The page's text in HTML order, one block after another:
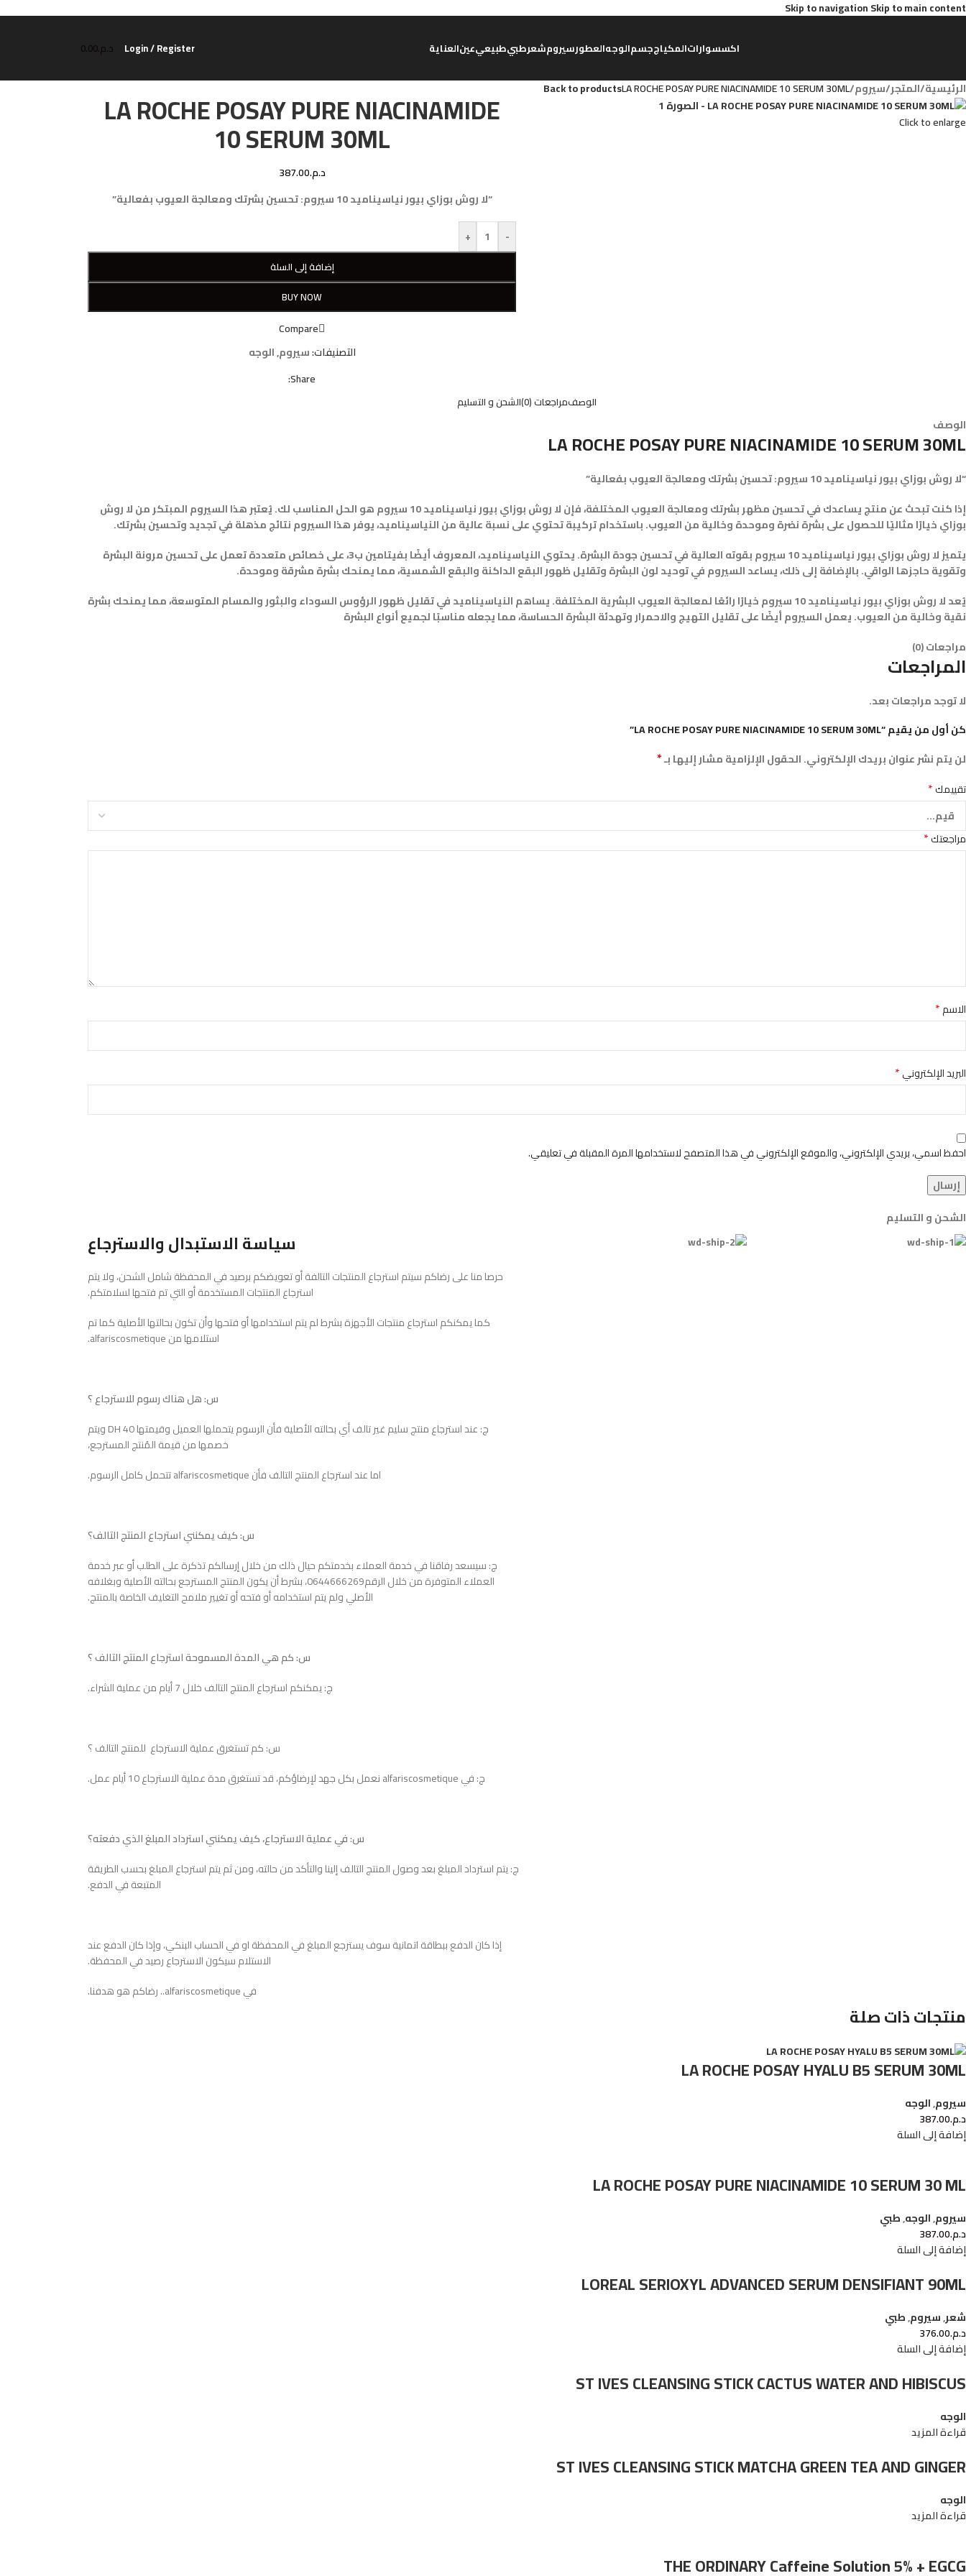
Skip to navigationSkip to main content
اكسسواراتالمكياججسمالوجهالعطورسيرومشعرطبيطبيعيعينالعناية Login / Register د.م.0.00
الرئيسية/المتجر/سيروم/
LA ROCHE POSAY PURE NIACINAMIDE 10 SERUM 30ML
Back to products
Click to enlarge
LA ROCHE POSAY PURE NIACINAMIDE
10 SERUM 30ML
د.م.387.00
“لا روش بوزاي بيور نياسيناميد 10 سيروم: تحسين بشرتك ومعالجة العيوب بفعالية”
-
+
إضافة إلى السلة
BUY NOW
Compare
التصنيفات:سيروم,الوجه
Share:
الوصفمراجعات (0) الشحن و التسليم
الوصف
LA ROCHE POSAY PURE NIACINAMIDE 10 SERUM 30ML
“لا روش بوزاي بيور نياسيناميد 10 سيروم: تحسين بشرتك ومعالجة العيوب بفعالية”
إذا كنت تبحث عن منتج يساعدك في تحسين مظهر بشرتك ومعالجة العيوب المختلفة، فإن لا روش بوزاي بيور نياسيناميد 10 سيروم هو الحل المناسب لك. يُعتبر هذا السيروم المبتكر من لا روش
بوزاي خيارًا مثاليًا للحصول على بشرة نضرة وموحدة وخالية من العيوب. باستخدام تركيبة تحتوي على نسبة عالية من النياسيناميد، يوفر هذا السيروم نتائج مذهلة في تجديد وتحسين بشرتك.
يتميز لا روش بوزاي بيور نياسيناميد 10 سيروم بقوته العالية في تحسين جودة البشرة. يحتوي النياسيناميد، المعروف أيضًا بفيتامين ب3، على خصائص متعددة تعمل على تحسين مرونة البشرة
وتقوية حاجزها الواقي. بالإضافة إلى ذلك، يساعد السيروم في توحيد لون البشرة وتقليل ظهور البقع الداكنة والبقع الشمسية، مما يمنحك بشرة مشرقة وموحدة.
يُعد لا روش بوزاي بيور نياسيناميد 10 سيروم خيارًا رائعًا لمعالجة العيوب البشرية المختلفة. يساهم النياسيناميد في تقليل ظهور الرؤوس السوداء والبثور والمسام المتوسعة، مما يمنحك بشرة
نقية وخالية من العيوب. يعمل السيروم أيضًا على تقليل التهيج والاحمرار وتهدئة البشرة الحساسة، مما يجعله مناسبًا لجميع أنواع البشرة
مراجعات (0)
المراجعات
لا توجد مراجعات بعد.
كن أول من يقيم “LA ROCHE POSAY PURE NIACINAMIDE 10 SERUM 30ML”
لن يتم نشر عنوان بريدك الإلكتروني.الحقول الإلزامية مشار إليها بـ*
تقييمك*
مراجعتك*
الاسم*
البريد الإلكتروني*
احفظ اسمي، بريدي الإلكتروني، والموقع الإلكتروني في هذا المتصفح لاستخدامها المرة المقبلة في تعليقي.
الشحن و التسليم
سياسة الاستبدال والاسترجاع
حرصا منا على رضاكم سيتم استرجاع المنتجات التالفة أو تعويضكم برصيد في المحفظة شامل الشحن، ولا يتم
استرجاع المنتجات المستخدمة أو التي تم فتحها لسلامتكم.
كما يمكنكم استرجاع منتجات الأجهزة بشرط لم يتم استخدامها أو فتحها وأن تكون بحالتها الأصلية كما تم
استلامها من alfariscosmetique.
س: هل هناك رسوم للاسترجاع ؟
ج: عند استرجاع منتج سليم غير تالف أي بحالته الأصلية فأن الرسوم يتحملها العميل وقيمتها 40 DH ويتم
خصمها من قيمة المُنتج المسترجع،
اما عند استرجاع المنتج التالف فأن alfariscosmetique تتحمل كامل الرسوم.
س: كيف يمكنني استرجاع المنتج التالف؟
ج: سيسعد رفاقنا في خدمة العملاء بخدمتكم حيال ذلك من خلال إرسالكم تذكرة على الطلب أو عبر خدمة
العملاء المتوفرة من خلال الرقم0644666269، بشرط أن يكون المنتج المسترجع بحالته الأصلية وبغلافه
الأصلي ولم يتم استخدامه أو فتحه أو تغيير ملامح التغليف الخاصة بالمنتج.
س: كم هي المدة المسموحة استرجاع المنتج التالف ؟
ج: يمكنكم استرجاع المنتج التالف خلال 7 أيام من عملية الشراء.
س: كم تستغرق عملية الاسترجاع للمنتج التالف ؟
ج: في alfariscosmetique نعمل بكل جهد لإرضاؤكم، قد تستغرق مدة عملية الاسترجاع 10 أيام عمل.
س: في عملية الاسترجاع، كيف يمكنني استرداد المبلغ الذي دفعته؟
ج: يتم استرداد المبلغ بعد وصول المنتج التالف إلينا والتأكد من حالته، ومن ثم يتم استرجاع المبلغ بحسب الطريقة
المتبعة في الدفع.
إذا كان الدفع ببطاقة اتمانية سوف يسترجع المبلغ في المحفظة او في الحساب البنكي، وإذا كان الدفع عند
الاستلام سيكون الاسترجاع رصيد في المحفظة.
في alfariscosmetique.. رضاكم هو هدفنا.
منتجات ذات صلة
LA ROCHE POSAY HYALU B5 SERUM 30ML
سيروم,الوجه
د.م.387.00
إضافة إلى السلة
LA ROCHE POSAY PURE NIACINAMIDE 10 SERUM 30 ML
سيروم,الوجه,طبي
د.م.387.00
إضافة إلى السلة
LOREAL SERIOXYL ADVANCED SERUM DENSIFIANT 90ML
شعر,سيروم,طبي
د.م.376.00
إضافة إلى السلة
ST IVES CLEANSING STICK CACTUS WATER AND HIBISCUS
الوجه
قراءة المزيد
ST IVES CLEANSING STICK MATCHA GREEN TEA AND GINGER
الوجه
قراءة المزيد
THE ORDINARY Caffeine Solution 5% + EGCG